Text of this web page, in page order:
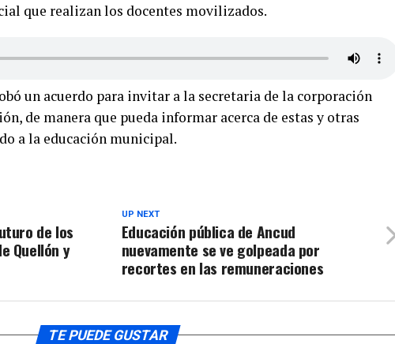
que realizan los docentes movilizados.
un acuerdo para invitar a la secretaria de la corporación
de manera que pueda informar acerca de estas y otras
a la educación municipal.
UP NEXT
Educación pública de Ancud
nuevamente se ve golpeada por
recortes en las remuneraciones
de los
Quellón y
TE PUEDE GUSTAR